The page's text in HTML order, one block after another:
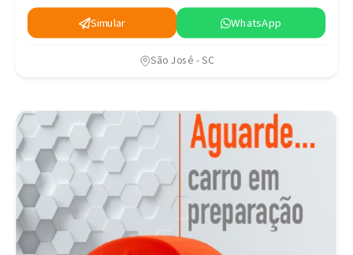
Simular WhatsApp
São José - SC